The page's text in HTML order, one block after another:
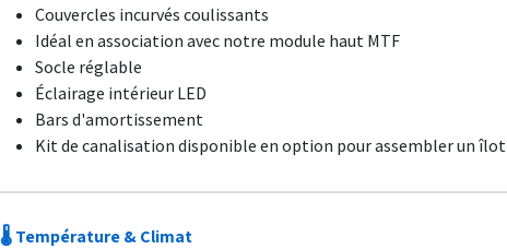
Couvercles incurvés coulissants
Idéal en association avec notre module haut MTF
Socle réglable
Éclairage intérieur LED
Bars d'amortissement
Kit de canalisation disponible en option pour assembler un îlot
🌡️ Température & Climat